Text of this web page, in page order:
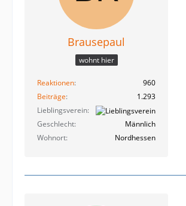
Brausepaul
wohnt hier
Reaktionen
960
Beiträge
1.293
Lieblingsverein
Geschlecht
Männlich
Wohnort
Nordhessen